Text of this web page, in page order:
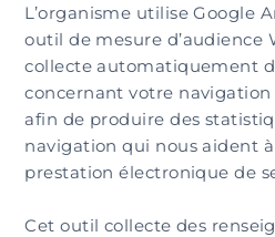
L’organisme utilise Google
outil de mesure d’audience
collecte automatiquement
concernant votre
afin de produire des
navigation qui nous aident
prestation électronique de
Cet outil collecte des